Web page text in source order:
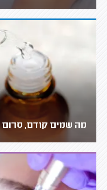
מה שמים קודם, סרום